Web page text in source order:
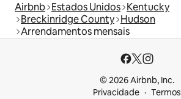
Airbnb Estados Unidos Kentucky
Breckinridge County Hudson
Arrendamentos mensais
© 2026 Airbnb, Inc.
Privacidade
Termos